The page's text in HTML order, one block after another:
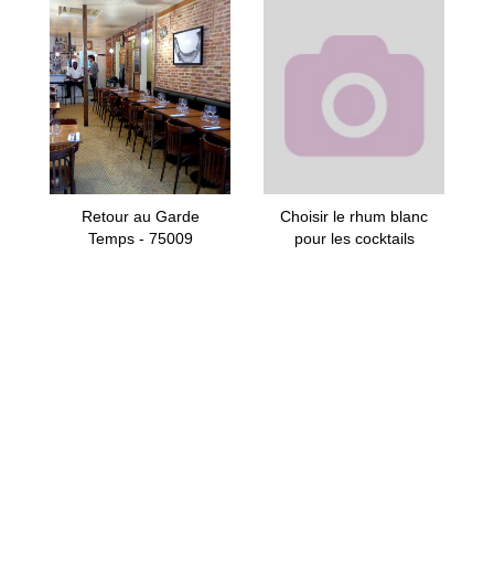
Retour au Garde
Temps - 75009
Choisir le rhum blanc
pour les cocktails